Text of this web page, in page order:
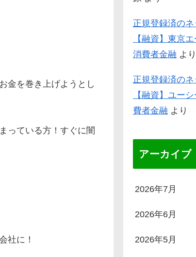
金を巻き上げようとし
っている方！すぐに闇
社に！
正規登録済のネ
【融資】東京
消費者金融 より
正規登録済のネ
【融資】ユー
費者金融 より
アーカイブ
2026年7月
2026年6月
2026年5月